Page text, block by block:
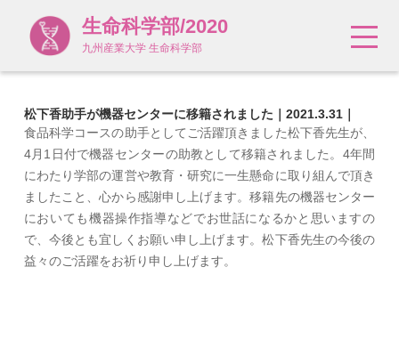
生命科学部/2020
九州産業大学 生命科学部
松下香助手が機器センターに移籍されました｜2021.3.31｜
食品科学コースの助手としてご活躍頂きました松下香先生が、
4月1日付で機器センターの助教として移籍されました。4年間
にわたり学部の運営や教育・研究に一生懸命に取り組んで頂き
ましたこと、心から感謝申し上げます。移籍先の機器センター
においても機器操作指導などでお世話になるかと思いますの
で、今後とも宜しくお願い申し上げます。松下香先生の今後の
益々のご活躍をお祈り申し上げます。